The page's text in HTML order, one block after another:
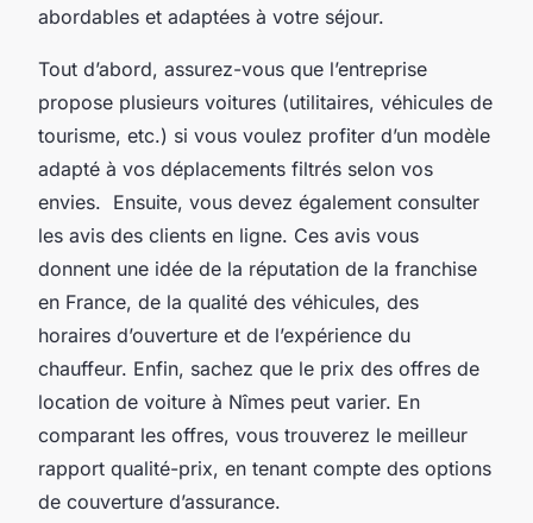
abordables et adaptées à votre séjour.
Tout d’abord, assurez-vous que l’entreprise
propose plusieurs voitures (utilitaires, véhicules de
tourisme, etc.) si vous voulez profiter d’un modèle
adapté à vos déplacements filtrés selon vos
envies. Ensuite, vous devez également consulter
les avis des clients en ligne. Ces avis vous
donnent une idée de la réputation de la franchise
en France, de la qualité des véhicules, des
horaires d’ouverture et de l’expérience du
chauffeur. Enfin, sachez que le prix des offres de
location de voiture à Nîmes peut varier. En
comparant les offres, vous trouverez le meilleur
rapport qualité-prix, en tenant compte des options
de couverture d’assurance.